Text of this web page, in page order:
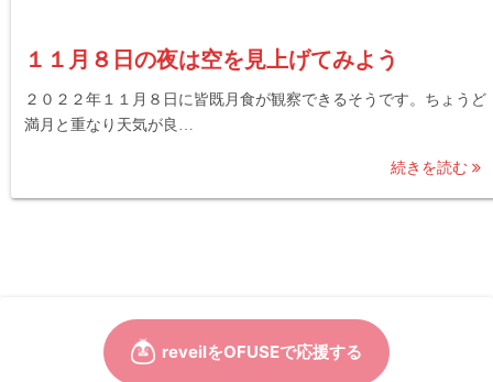
１１月８日の夜は空を見上げてみよう
２０２２年１１月８日に皆既月食が観察できるそうです。ちょうど
満月と重なり天気が良…
続きを読む